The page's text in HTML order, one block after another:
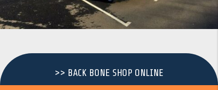
>> BACK BONE SHOP ONLINE